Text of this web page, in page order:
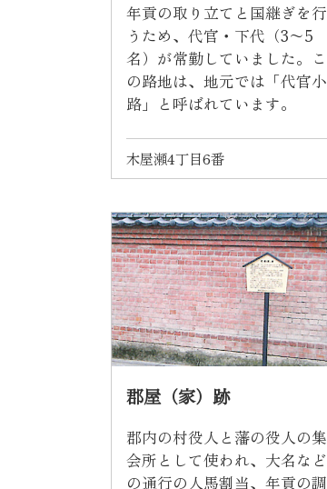
年貢の取り立てと国継ぎを行
うため、代官・下代（3〜5
名）が常勤していました。こ
の路地は、地元では「代官小
路」と呼ばれています。
木屋瀬4丁目6番
郡屋（家）跡
郡内の村役人と藩の役人の集
会所として使われ、大名など
の通行の人馬割当、年貢の調